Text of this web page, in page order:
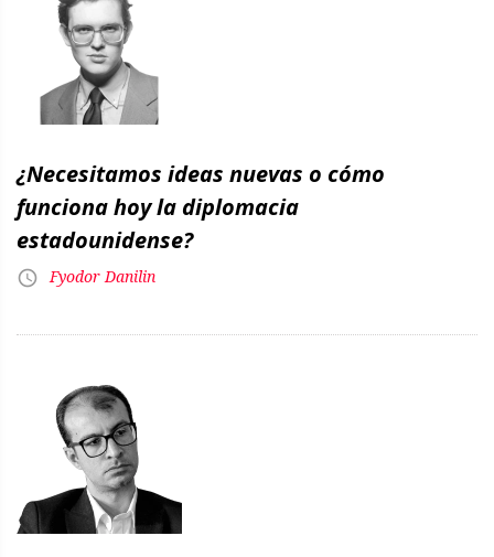
¿Necesitamos ideas nuevas o cómo
funciona hoy la diplomacia
estadounidense?
Fyodor Danilin